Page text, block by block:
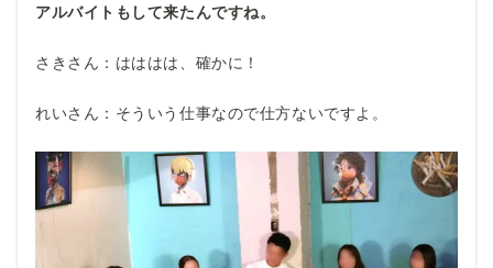
アルバイトもして来たんですね。
さきさん：はははは、確かに！
れいさん：そういう仕事なので仕方ないですよ。